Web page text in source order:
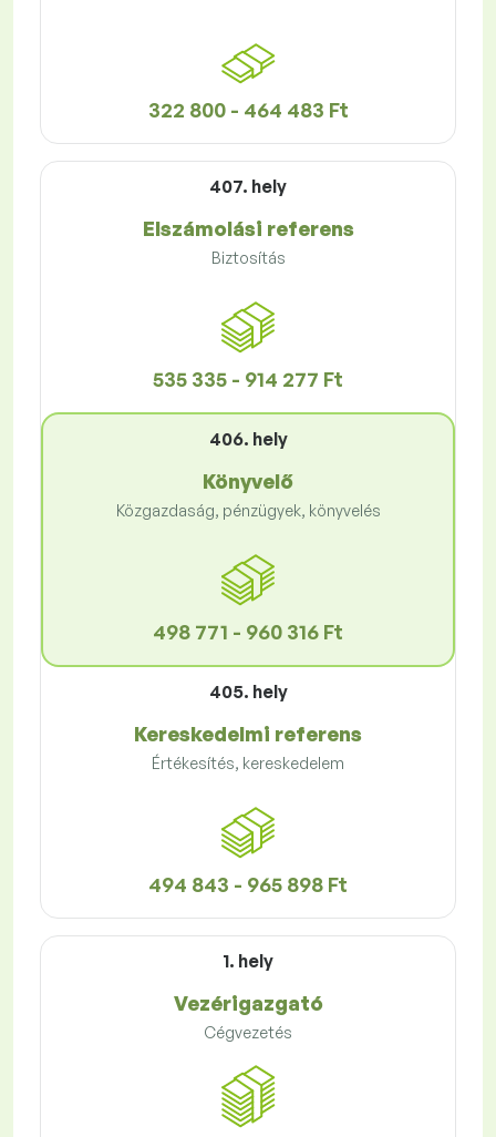
322 800 - 464 483 Ft
407. hely
Elszámolási referens
Biztosítás
535 335 - 914 277 Ft
406. hely
Könyvelő
Közgazdaság, pénzügyek, könyvelés
498 771 - 960 316 Ft
405. hely
Kereskedelmi referens
Értékesítés, kereskedelem
494 843 - 965 898 Ft
1. hely
Vezérigazgató
Cégvezetés